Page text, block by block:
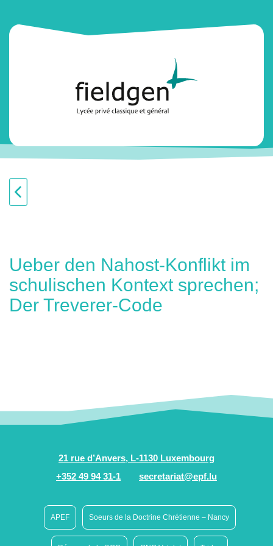
Ueber den Nahost-Konflikt im
schulischen Kontext sprechen;
Der Treverer-Code
21 rue d’Anvers, L-1130 Luxembourg
+352 49 94 31-1
secretariat@epf.lu
APEF Soeurs de la Doctrine Chrétienne – Nancy